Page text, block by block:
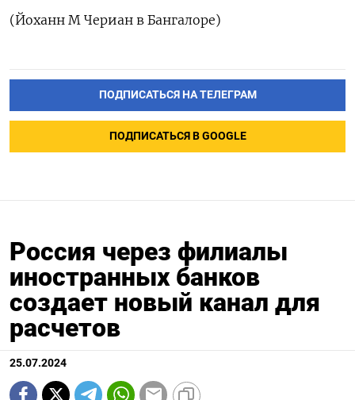
(Йоханн М Чериан в Бангалоре)
ПОДПИСАТЬСЯ НА ТЕЛЕГРАМ
ПОДПИСАТЬСЯ В GOOGLE
Россия через филиалы
иностранных банков
создает новый канал для
расчетов
25.07.2024